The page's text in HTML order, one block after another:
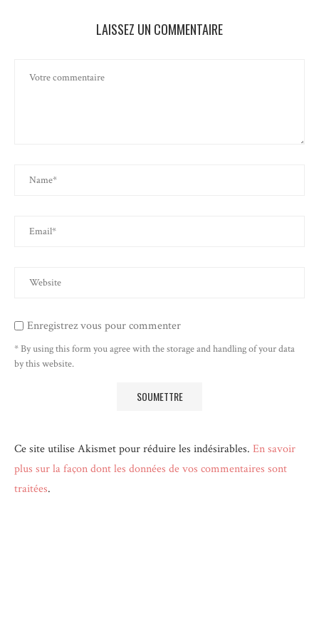
LAISSEZ UN COMMENTAIRE
Enregistrez vous pour commenter
* By using this form you agree with the storage and handling of your data
by this website.
Ce site utilise Akismet pour réduire les indésirables. En savoir
plus sur la façon dont les données de vos commentaires sont
traitées.